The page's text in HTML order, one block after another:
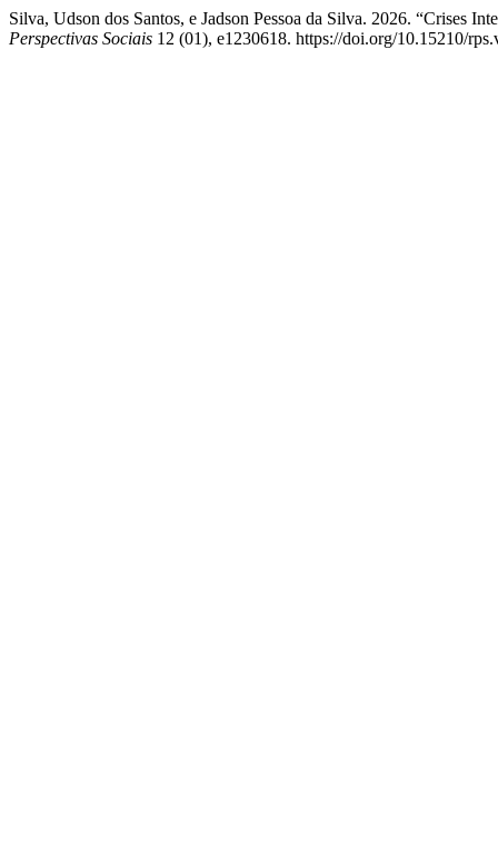
Silva, Udson dos Santos, e Jadson Pessoa da Silva. 2026. “Crises
Perspectivas Sociais 12 (01), e1230618. https://doi.org/10.15210/